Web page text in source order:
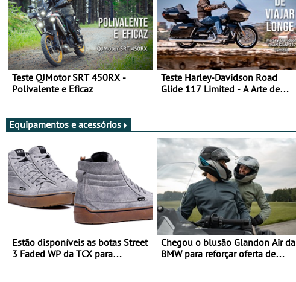
Teste QJMotor SRT 450RX -
Polivalente e Eficaz
Teste Harley-Davidson Road
Glide 117 Limited - A Arte de
Equipamentos e acessórios
Estão disponíveis as botas Street
3 Faded WP da TCX para
Chegou o blusão Glandon Air da
BMW para reforçar oferta de